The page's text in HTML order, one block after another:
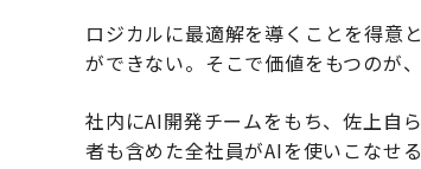
ロジカルに最適解を導くことを得意
ができない。そこで価値をもつのが
社内にAI開発チームをもち、佐上自
者も含めた全社員がAIを使いこなせ